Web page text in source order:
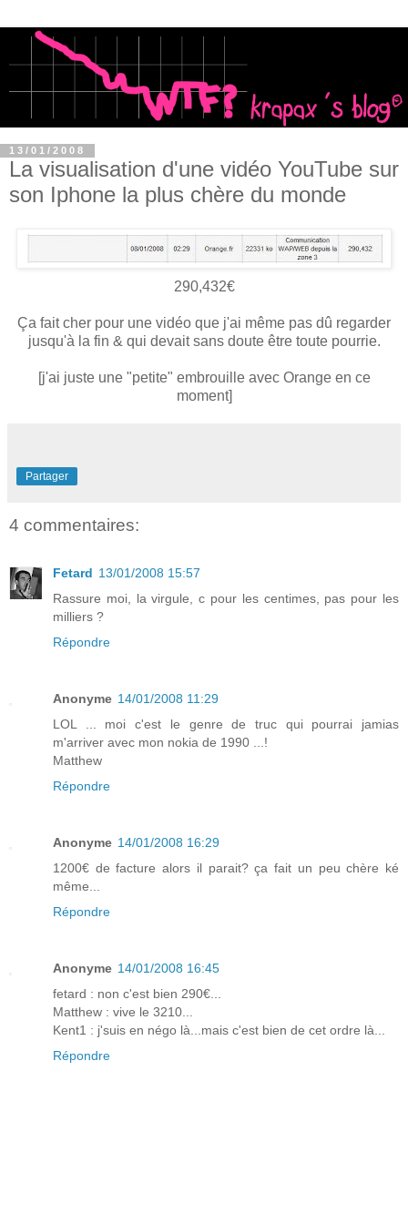
13/01/2008
La visualisation d'une vidéo YouTube sur
son Iphone la plus chère du monde
290,432€
Ça fait cher pour une vidéo que j'ai même pas dû regarder
jusqu'à la fin & qui devait sans doute être toute pourrie.
[j'ai juste une "petite" embrouille avec Orange en ce
moment]
Partager
4 commentaires:
Fetard 13/01/2008 15:57
Rassure moi, la virgule, c pour les centimes, pas pour les
milliers ?
Répondre
Anonyme 14/01/2008 11:29
LOL ... moi c'est le genre de truc qui pourrai jamias
m'arriver avec mon nokia de 1990 ...!
Matthew
Répondre
Anonyme 14/01/2008 16:29
1200€ de facture alors il parait? ça fait un peu chère ké
même...
Répondre
Anonyme 14/01/2008 16:45
fetard : non c'est bien 290€...
Matthew : vive le 3210...
Kent1 : j'suis en négo là...mais c'est bien de cet ordre là...
Répondre